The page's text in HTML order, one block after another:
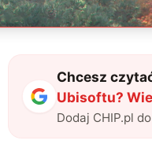
Chcesz
Ubisoftu?
Dodaj CHIP.pl